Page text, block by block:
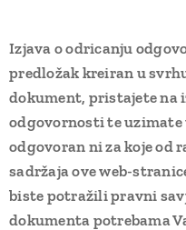
Izjava o odricanju
predložak kreiran u
dokument, pristajete na
odgovornosti te uzimate
odgovoran ni za koje od
sadržaja ove web-
biste potražili pravni
dokumenta potrebama